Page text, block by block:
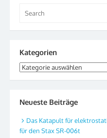
for:
Kategorien
Kategorien
Neueste Beiträge
Das Katapult für
für den Stax SR-006t